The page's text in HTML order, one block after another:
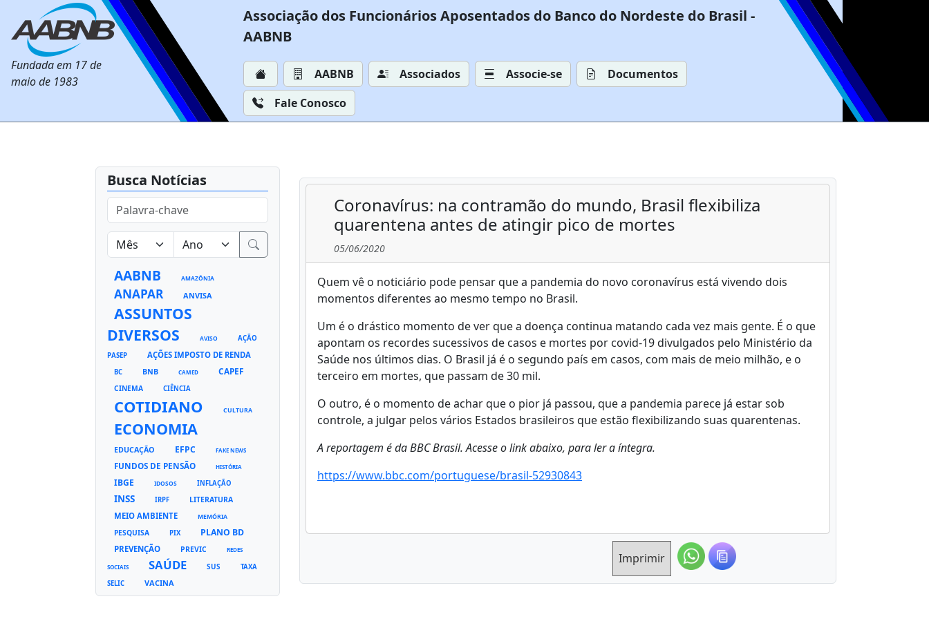
Fundada em 17 de
maio de 1983
Associação dos Funcionários Aposentados do Banco do Nordeste do Brasil -
AABNB
AABNB Associados Associe-se
Documentos
Fale Conosco
Busca Notícias
AABNB AMAZÔNIA
ANAPAR ANVISA
ASSUNTOS
DIVERSOS
AVISO
AÇÃO
PASEP
AÇÕES IMPOSTO DE RENDA
BC BNB CAMED CAPEF
CINEMA CIÊNCIA
COTIDIANO CULTURA
ECONOMIA
EDUCAÇÃO EFPC FAKE NEWS
FUNDOS DE PENSÃO HISTÓRIA
IBGE IDOSOS INFLAÇÃO
INSS IRPF LITERATURA
MEIO AMBIENTE MEMÓRIA
PESQUISA PIX PLANO BD
PREVENÇÃO PREVIC REDES
SOCIAIS SAÚDE SUS
TAXA
SELIC
VACINA
Coronavírus: na contramão do mundo, Brasil flexibiliza
quarentena antes de atingir pico de mortes
05/06/2020
Quem vê o noticiário pode pensar que a pandemia do novo coronavírus está vivendo dois
momentos diferentes ao mesmo tempo no Brasil.
Um é o drástico momento de ver que a doença continua matando cada vez mais gente. É o que
apontam os recordes sucessivos de casos e mortes por covid-19 divulgados pelo Ministério da
Saúde nos últimos dias. O Brasil já é o segundo país em casos, com mais de meio milhão, e o
terceiro em mortes, que passam de 30 mil.
O outro, é o momento de achar que o pior já passou, que a pandemia parece já estar sob
controle, a julgar pelos vários Estados brasileiros que estão flexibilizando suas quarentenas.
A reportagem é da BBC Brasil. Acesse o link abaixo, para ler a íntegra.
https://www.bbc.com/portuguese/brasil-52930843
Imprimir